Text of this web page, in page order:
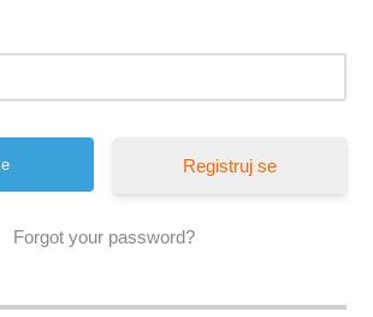
Registruj se
Forgot your password?